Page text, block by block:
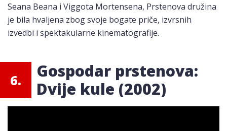
Seana Beana i Viggota Mortensena, Prstenova družina
je bila hvaljena zbog svoje bogate priče, izvrsnih
izvedbi i spektakularne kinematografije.
6.
Gospodar prstenova:
Dvije kule (2002)